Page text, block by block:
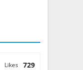
729
Likes